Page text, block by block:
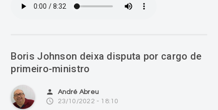
Boris Johnson deixa disputa por cargo de
primeiro-ministro
person André Abreu
access_time 23/10/2022 - 18:10